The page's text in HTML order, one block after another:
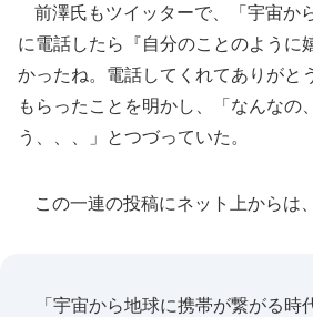
前澤氏もツイッターで、「宇宙か
に電話したら『自分のことのように
かったね。電話してくれてありがと
もらったことを明かし、「なんなの
う、、、」とつづっていた。
この一連の投稿にネット上からは、
「宇宙から地球に携帯が繋がる時